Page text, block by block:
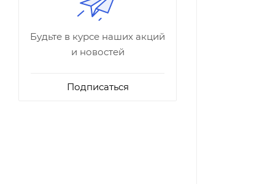
Будьте в курсе наших акций
и новостей
Подписаться